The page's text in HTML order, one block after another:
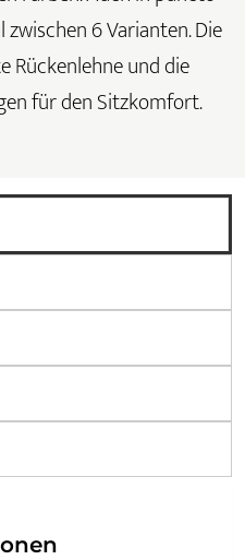
6 Varianten. Die
und die
für den Sitzkomfort.